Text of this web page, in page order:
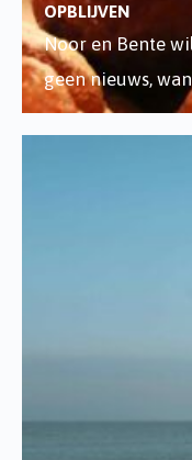
OPBLIJVEN
Noor en Bente
geen nieuws,